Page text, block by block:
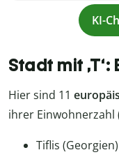
KI-
Stadt mit
Hier sind 11
ihrer Einwohnerzahl
Tiflis